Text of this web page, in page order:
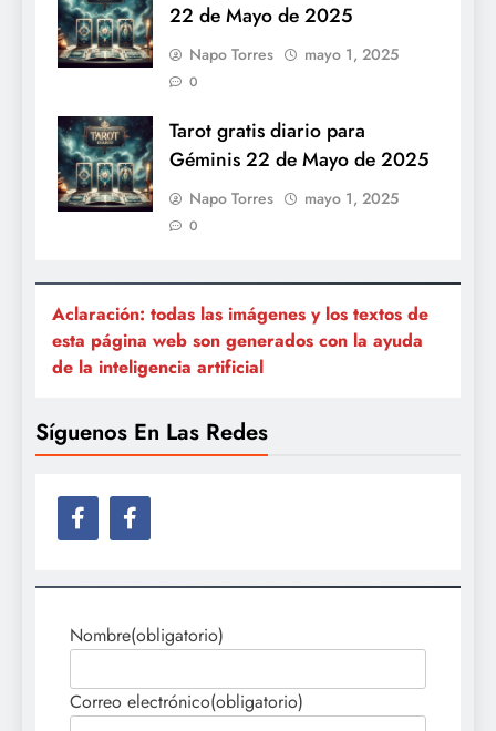
22 de Mayo de 2025
Napo Torres mayo 1, 2025
0
Tarot gratis diario para
Géminis 22 de Mayo de 2025
Napo Torres mayo 1, 2025
0
Aclaración: todas las imágenes y los textos de
esta página web son generados con la ayuda
de la inteligencia artificial
Síguenos En Las Redes
Nombre(obligatorio)
Correo electrónico(obligatorio)